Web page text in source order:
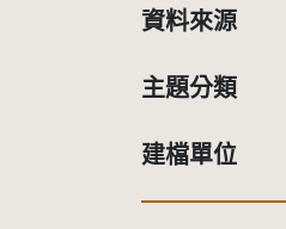
資料來源
主題分類
建檔單位